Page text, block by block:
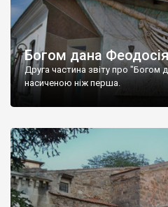
Богом дана
Друга частина звіту про
насиченою ніж перша.